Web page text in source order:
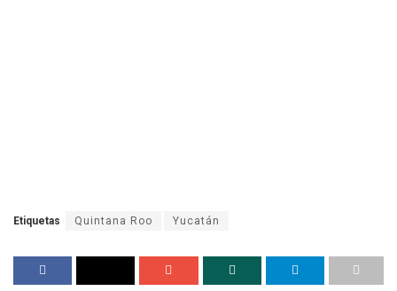
Etiquetas Quintana Roo Yucatán